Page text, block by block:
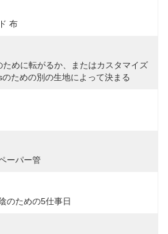
布
めに転がるか、またはカスタマイズ
ための別の生地によって決まる
ーパー管
のための5仕事日